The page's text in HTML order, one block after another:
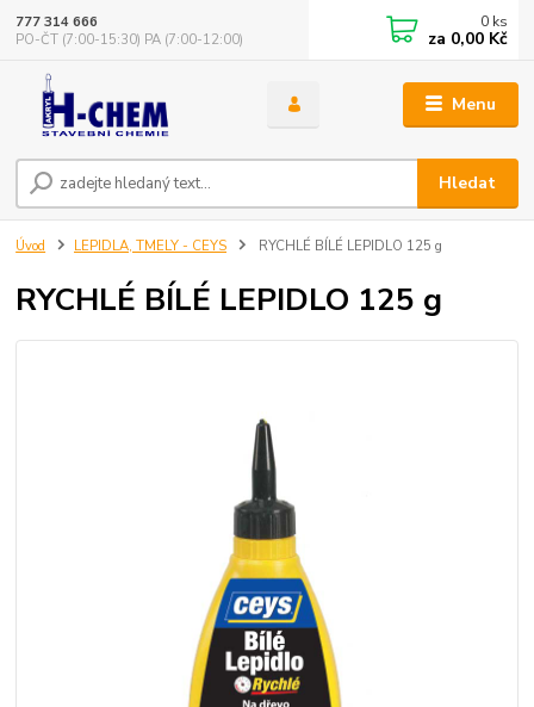
Menu
Hledat
777 314 666
PO-ČT (7:00-15:30) PA (7:00-12:00)
0 ks
za 0,00 Kč
Úvod LEPIDLA, TMELY - CEYS RYCHLÉ BÍLÉ LEPIDLO 125 g
RYCHLÉ BÍLÉ LEPIDLO 125 g